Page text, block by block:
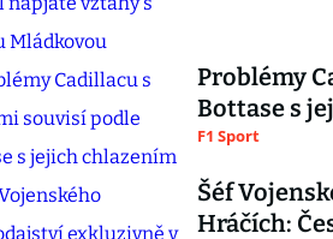
Problémy
Bottase s
F1 Sport
Šéf
Hráčích: